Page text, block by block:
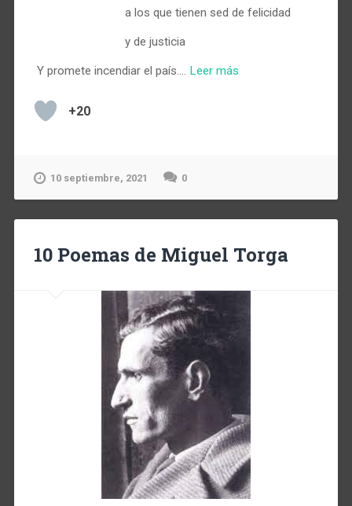
a los que tienen sed de felicidad
y de justicia
Y promete incendiar el país.… Leer más
+20
10 septiembre, 2021 0
10 Poemas de Miguel Torga